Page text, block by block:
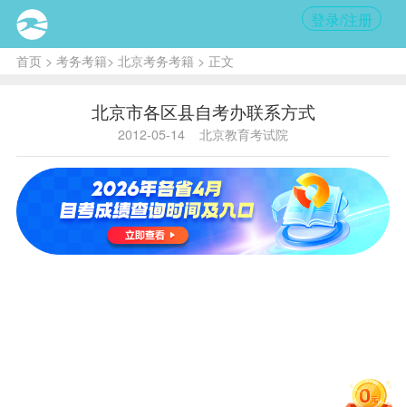
登录/注册
首页> 考务考籍> 北京考务考籍 > 正文
北京市各区县自考办联系方式
2012-05-14 北京教育考试院
北
市
各